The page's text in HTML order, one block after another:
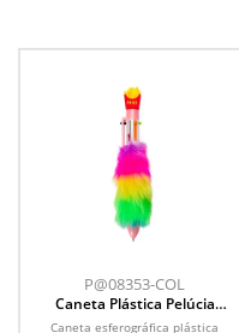
P@08353-COL
Caneta Plástica Pelúcia
Multicolor
Caneta esferográfica plástica